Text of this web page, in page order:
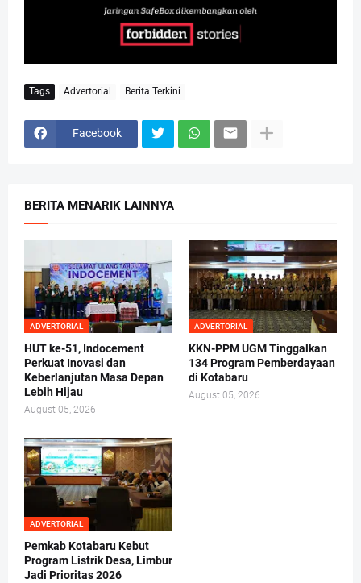
Tags Advertorial Berita Terkini
Facebook
BERITA MENARIK LAINNYA
ADVERTORIAL
HUT ke-51, Indocement
Perkuat Inovasi dan
Keberlanjutan Masa Depan
Lebih Hijau
August 05, 2026
ADVERTORIAL
KKN-PPM UGM Tinggalkan
134 Program Pemberdayaan
di Kotabaru
August 05, 2026
ADVERTORIAL
Pemkab Kotabaru Kebut
Program Listrik Desa, Limbur
Jadi Prioritas 2026